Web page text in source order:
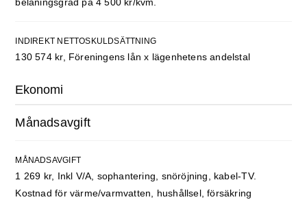
INDIREKT NETTOSKULDSÄTTNING
130 574 kr, Föreningens lån x lägenhetens andelstal
Ekonomi
Månadsavgift
MÅNADSAVGIFT
1 269 kr, Inkl V/A, sophantering, snöröjning, kabel-TV.
Kostnad för värme/varmvatten, hushållsel, försäkring